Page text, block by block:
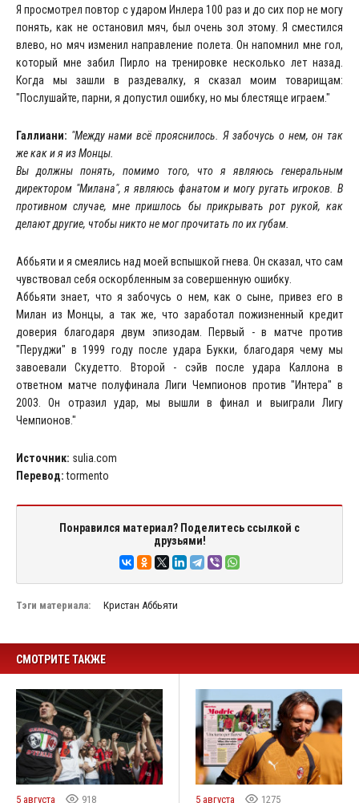
Я просмотрел повтор с ударом Инлера 100 раз и до сих пор не могу
понять, как не остановил мяч, был очень зол этому. Я сместился
влево, но мяч изменил направление полета. Он напомнил мне гол,
который мне забил Пирло на тренировке несколько лет назад.
Когда мы зашли в раздевалку, я сказал моим товарищам:
"Послушайте, парни, я допустил ошибку, но мы блестяще играем."
Галлиани: "Между нами всё прояснилось. Я забочусь о нем, он так
же как и я из Монцы.
Вы должны понять, помимо того, что я являюсь генеральным
директором "Милана", я являюсь фанатом и могу ругать игроков. В
противном случае, мне пришлось бы прикрывать рот рукой, как
делают другие, чтобы никто не мог прочитать по их губам.
Аббьяти и я смеялись над моей вспышкой гнева. Он сказал, что сам
чувствовал себя оскорбленным за совершенную ошибку.
Аббьяти знает, что я забочусь о нем, как о сыне, привез его в
Милан из Монцы, а так же, что заработал пожизненный кредит
доверия благодаря двум эпизодам. Первый - в матче против
"Перуджи" в 1999 году после удара Букки, благодаря чему мы
завоевали Скудетто. Второй - сэйв после удара Каллона в
ответном матче полуфинала Лиги Чемпионов против "Интера" в
2003. Он отразил удар, мы вышли в финал и выиграли Лигу
Чемпионов."
Источник: sulia.com
Перевод:tormento
Понравился материал? Поделитесь ссылкой с
друзьями!
Тэги материала: Кристан Аббьяти
СМОТРИТЕ ТАКЖЕ
5 августа 918 5 августа 1275